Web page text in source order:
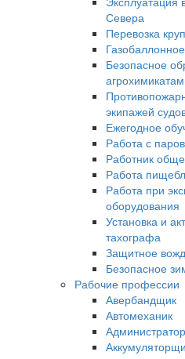
Севера
Перевозка
Безопасное
экипажей
Ежегодное
Работа с
Работник
Работа
Работа при
оборудования
Установка и
тахографа
Защитное
Безопасное
Рабочие профессии
Авербандщик
Автомеханик
Администратор